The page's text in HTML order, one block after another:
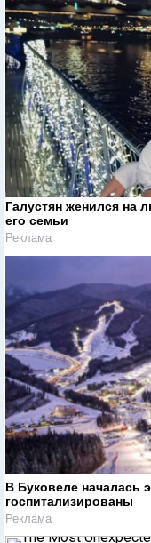
Галустян женился на
его семьи
Реклама
В Буковеле началась
госпитализированы
Реклама